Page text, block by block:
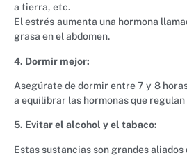
a tierra, etc.
El estrés aumenta una hormona
grasa en el abdomen.
4. Dormir mejor:
Asegúrate de dormir entre 7 y 8
a equilibrar las hormonas que
5. Evitar el alcohol y el tabaco:
Estas sustancias son grandes